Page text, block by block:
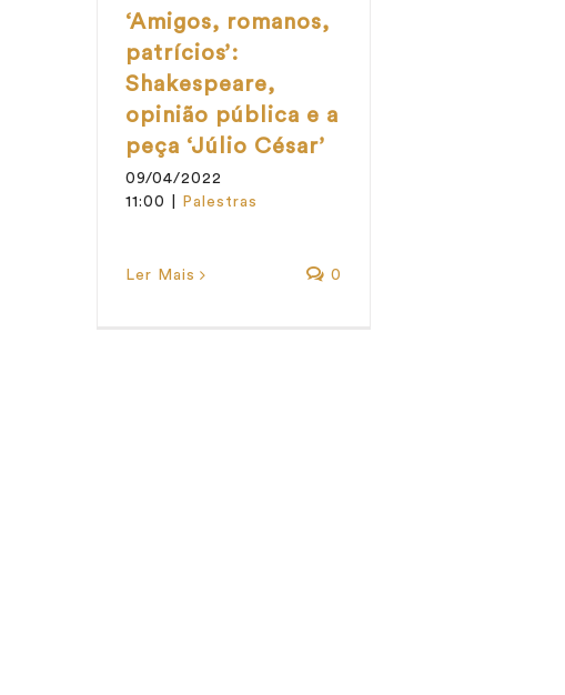
‘Amigos, romanos,
patrícios’:
Shakespeare,
opinião pública e a
peça ‘Júlio César’
09/04/2022
11:00
Palestras
Ler Mais 0